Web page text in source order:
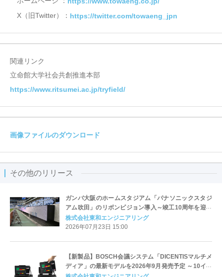
X（旧Twitter）： https://twitter.com/towaeng_jpn
関連リンク
立命館大学社会共創推進本部
https://www.ritsumei.ac.jp/tryfield/
画像ファイルのダウンロード
その他のリリース
ガンバ大阪のホームスタジアム「パナソニックスタジ
アム吹田」のリボンビジョン導入～竣工10周年を迎え
るスタジアムのアップデートをサポート～
株式会社東和エンジニアリング
2026年07月23日 15:00
【新製品】BOSCH会議システム「DICENTISマルチメ
ディア」の最新モデルを2026年9月発売予定 ～10イン
チタッチスクリーンとAIマイクアレイを搭載、より快